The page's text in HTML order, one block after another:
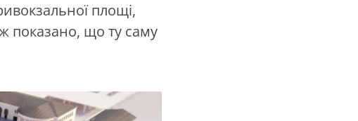
площі,
показано, що ту саму